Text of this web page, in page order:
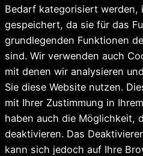
Bedarf kategorisiert werden,
gespeichert, da sie für das
grundlegenden Funktionen
sind. Wir verwenden auch
mit denen wir analysieren
Sie diese Website nutzen.
mit Ihrer Zustimmung in
haben auch die Möglichkeit,
deaktivieren. Das
kann sich jedoch auf Ihre